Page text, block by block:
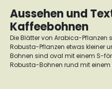
Aussehen und
Kaffeebohnen
Die Blätter von Arabica-Pflanzen
Robusta-Pflanzen etwas kleiner
Bohnen sind oval mit einem S-
Robusta-Bohnen rund mit